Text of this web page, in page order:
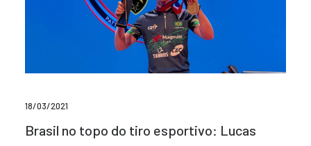
18/03/2021
Brasil no topo do tiro esportivo: Lucas